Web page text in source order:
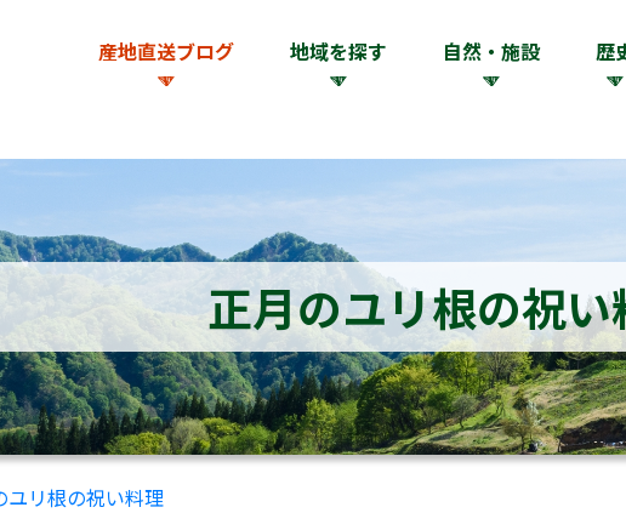
産地直送ブログ 地域を探す 自然・施設 歴
正月のユリ根の祝い
ユリ根の祝い料理